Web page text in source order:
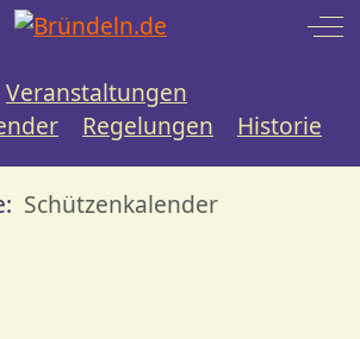
Veranstaltungen
Regelungen Historie
Schützenkalender